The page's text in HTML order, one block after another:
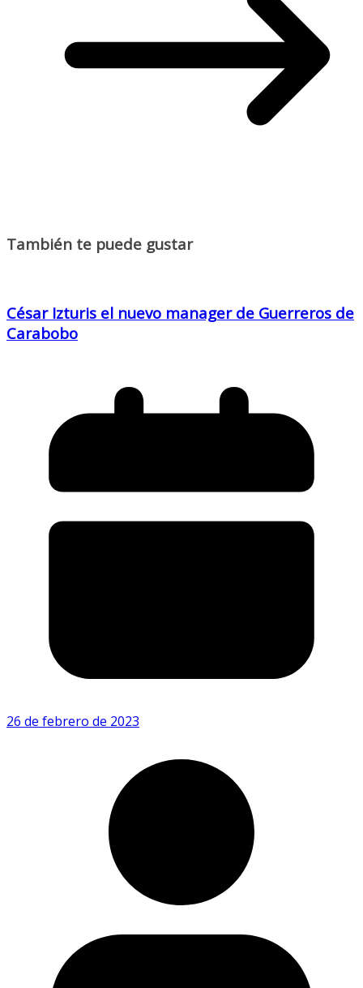
También te puede gustar
César Izturis el nuevo manager de Guerreros de
Carabobo
26 de febrero de 2023